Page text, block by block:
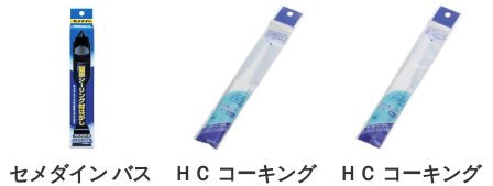
セメダイン バス
ＨＣ コーキング
ＨＣ コーキング